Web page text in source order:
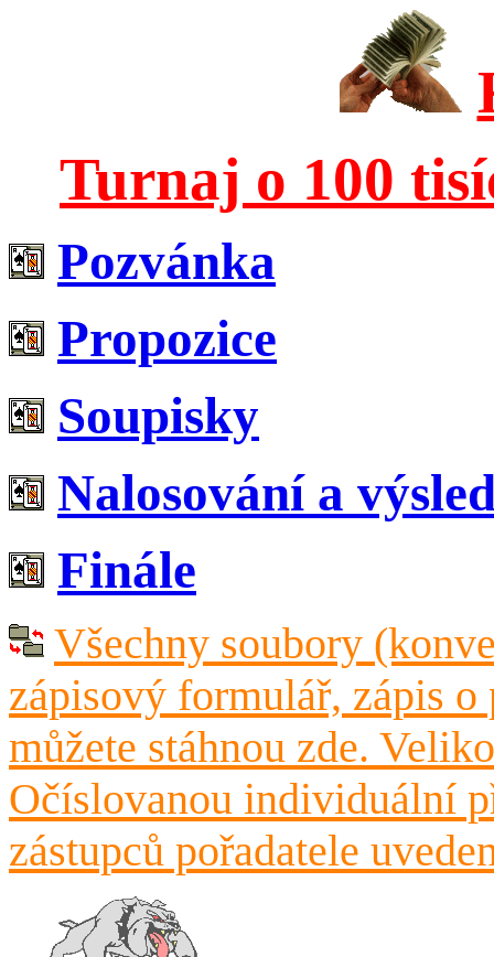
Turnaj o 100
Pozvánka
Propozice
Soupisky
Nalosování a
Finále
Všechny soubory
zápisový formulář, zápis
můžete stáhnou zde.
Očíslovanou individuální
zástupců pořadatele